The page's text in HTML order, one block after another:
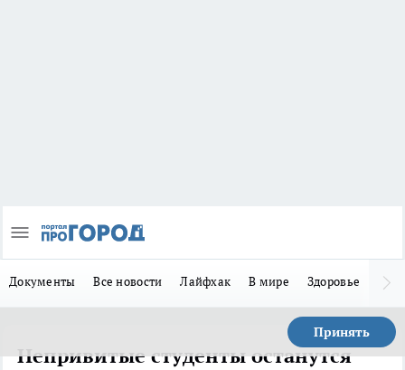
Документы Все новости Лайфхак В мире Здоровье
Принять
Непривитые студенты останутся